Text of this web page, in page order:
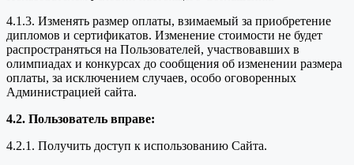
4.1.3. Изменять размер оплаты, взимаемый за приобретение
дипломов и сертификатов. Изменение стоимости не будет
распространяться на Пользователей, участвовавших в
олимпиадах и конкурсах до сообщения об изменении размера
оплаты, за исключением случаев, особо оговоренных
Администрацией сайта.
4.2. Пользователь вправе:
4.2.1. Получить доступ к использованию Сайта.